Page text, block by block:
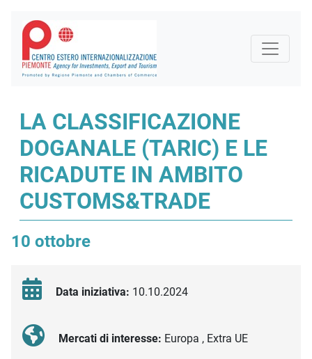
LA CLASSIFICAZIONE
DOGANALE (TARIC) E LE
RICADUTE IN AMBITO
CUSTOMS&TRADE
10 ottobre
Data iniziativa: 10.10.2024
Mercati di interesse: Europa , Extra UE